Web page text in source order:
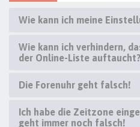
Wie kann ich meine
Wie kann ich verhindern,
der Online-Liste auftaucht?
Die Forenuhr geht falsch!
Ich habe die Zeitzone
geht immer noch falsch!